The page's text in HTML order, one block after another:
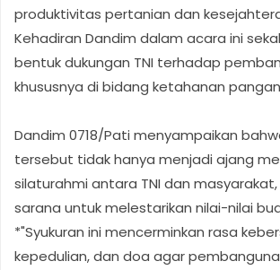
produktivitas pertanian dan
Kehadiran Dandim dalam acara ini
bentuk dukungan TNI terhadap
khususnya di bidang ketahanan
Dandim 0718/Pati menyampaikan
tersebut tidak hanya menjadi ajang
silaturahmi antara TNI dan
sarana untuk melestarikan nilai-nilai
*"Syukuran ini mencerminkan rasa
kepedulian, dan doa agar